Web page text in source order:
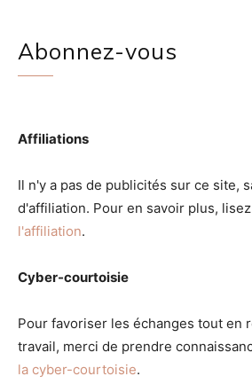
Abonnez-vous
Affiliations
Il n'y a pas de publicités sur ce site,
d'affiliation. Pour en savoir plus, lisez
l'affiliation.
Cyber-courtoisie
Pour favoriser les échanges tout en
travail, merci de prendre
la cyber-courtoisie.